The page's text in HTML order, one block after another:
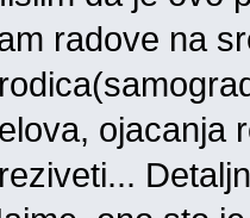
radove na
ojacanja